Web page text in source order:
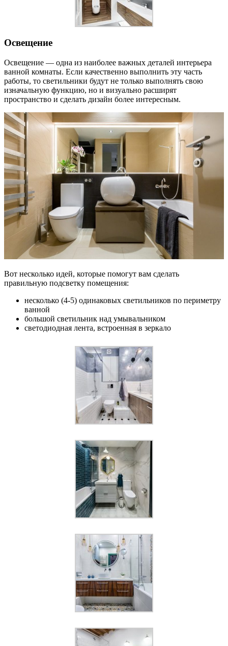
Освещение
Освещение — одна из наиболее важных деталей интерьера
ванной комнаты. Если качественно выполнить эту часть
работы, то светильники будут не только выполнять свою
изначальную функцию, но и визуально расширят
пространство и сделать дизайн более интересным.
Вот несколько идей, которые помогут вам сделать
правильную подсветку помещения:
несколько (4-5) одинаковых светильников по периметру
ванной
большой светильник над умывальником
светодиодная лента, встроенная в зеркало